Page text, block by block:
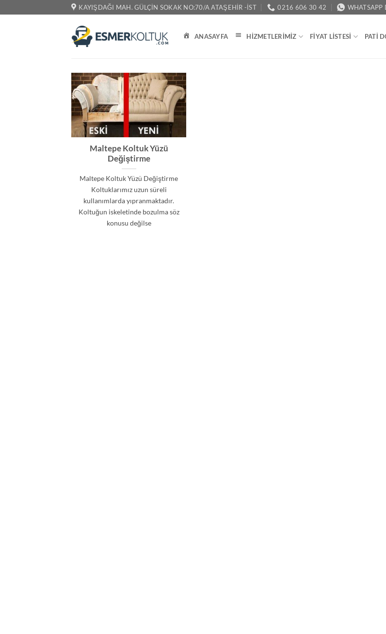
atla
KAYIŞDAĞI MAH. GÜLÇIN SOKAK NO:70/A ATAŞEHIR -İST 0216 606 30 42 WHATSAPP
ANASAYFA HIZMETLERIMIZ FIYAT LISTESI PATI
Maltepe Koltuk Yüzü
Değiştirme
Maltepe Koltuk Yüzü Değiştirme
Koltuklarımız uzun süreli
kullanımlarda yıpranmaktadır.
Koltuğun iskeletinde bozulma söz
konusu değilse